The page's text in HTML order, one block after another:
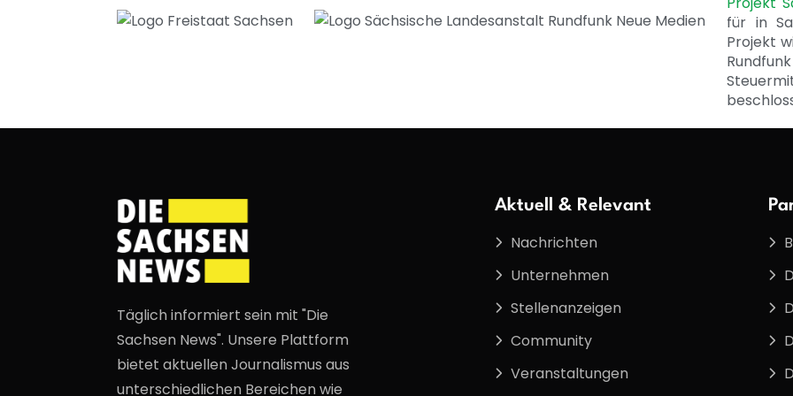
für in
Projekt
Täglich informiert sein mit "Die
Sachsen News". Unsere Plattform
bietet aktuellen Journalismus aus
unterschiedlichen Bereichen wie
Aktuell & Relevant
Nachrichten
Unternehmen
Stellenanzeigen
Community
Veranstaltungen